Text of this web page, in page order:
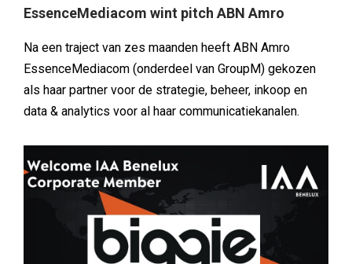
EssenceMediacom wint pitch ABN Amro
Na een traject van zes maanden heeft ABN Amro
EssenceMediacom (onderdeel van GroupM) gekozen
als haar partner voor de strategie, beheer, inkoop en
data & analytics voor al haar communicatiekanalen.